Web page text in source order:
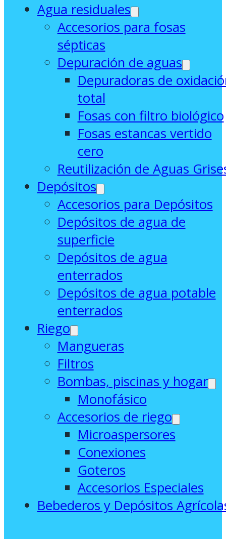
Agua residuales
Accesorios para fosas
sépticas
Depuración de aguas
Depuradoras de
total
Fosas con filtro biológico
Fosas estancas vertido
cero
Reutilización de Aguas
Depósitos
Accesorios para Depósitos
Depósitos de agua de
superficie
Depósitos de agua
enterrados
Depósitos de agua potable
enterrados
Riego
Mangueras
Filtros
Bombas, piscinas y hogar
Monofásico
Accesorios de riego
Microaspersores
Conexiones
Goteros
Accesorios Especiales
Bebederos y Depósitos